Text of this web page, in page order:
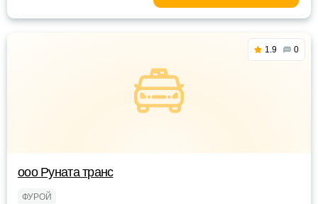
1.9 0
ооо Руната транс
ФУРОЙ